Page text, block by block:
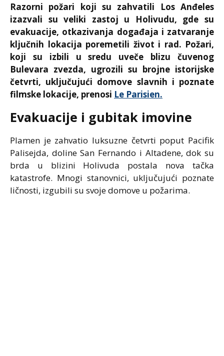
Razorni požari koji su zahvatili Los Anđeles
izazvali su veliki zastoj u Holivudu, gde su
evakuacije, otkazivanja događaja i zatvaranje
ključnih lokacija poremetili život i rad. Požari,
koji su izbili u sredu uveče blizu čuvenog
Bulevara zvezda, ugrozili su brojne istorijske
četvrti, uključujući domove slavnih i poznate
filmske lokacije, prenosi Le Parisien.
Evakuacije i gubitak imovine
Plamen je zahvatio luksuzne četvrti poput Pacifik
Palisejda, doline San Fernando i Altadene, dok su
brda u blizini Holivuda postala nova tačka
katastrofe. Mnogi stanovnici, uključujući poznate
ličnosti, izgubili su svoje domove u požarima.